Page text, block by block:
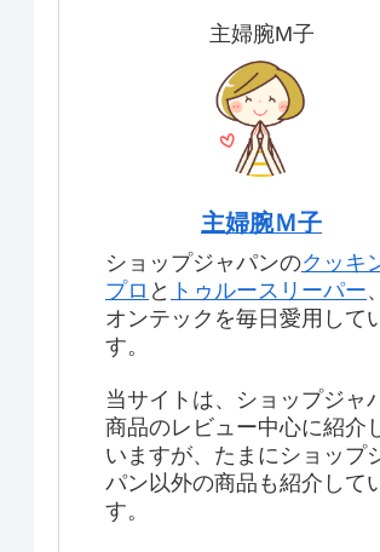
主婦腕M子
主婦腕Ｍ子
ショップジャパンのクッキ
プロ と トゥルースリーパー
オンテックを毎日愛用して
す。
当サイトは、ショップジャ
商品のレビュー中心に紹介
いますが、たまにショップ
パン以外の商品も紹介して
す。